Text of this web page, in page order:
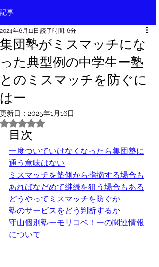
記事
集団塾がミスマッチにな
った典型例の中学生ー塾
とのミスマッチを防ぐに
はー
2024年6月11日 読了時間: 6分
更新日： 2025年1月16日
5つ星のうちNaNと評価されています。
目次
一度ついていけなくなったら集団塾に
通う意味はない
ミスマッチを塾側から指摘する場合も
あればなだめて継続を狙う場合もある
どうやってミスマッチを防ぐか
塾のサービスをどう判断するか
守山個別塾ーモリコベ！ーの関連情報
について